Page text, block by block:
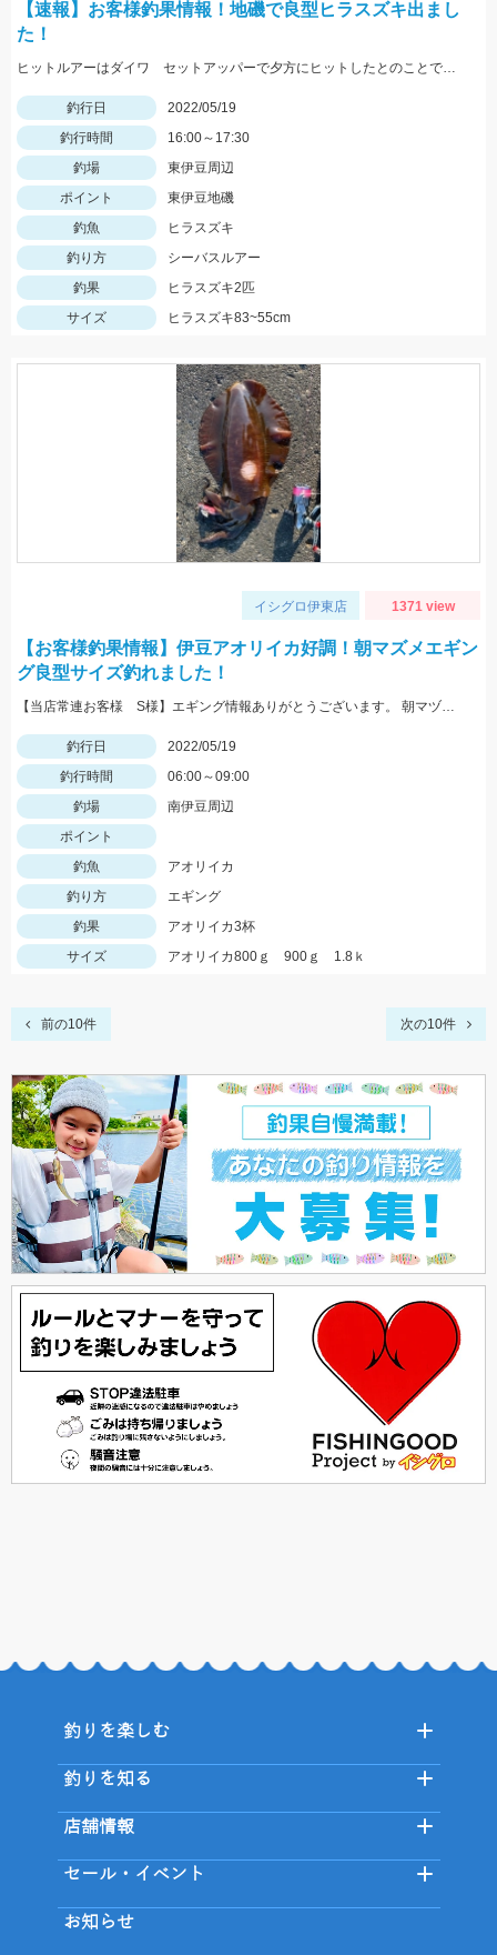
【速報】お客様釣果情報！地磯で良型ヒラスズキ出まし
た！
ヒットルアーはダイワ セットアッパーで夕方にヒットしたとのことです。83ｃｍ5ｋｇのナイスサイズでした！情報提供ありがとうございます！
釣行日
2022/05/19
釣行時間
16:00～17:30
釣場
東伊豆周辺
ポイント
東伊豆地磯
釣魚
ヒラスズキ
釣り方
シーバスルアー
釣果
ヒラスズキ2匹
サイズ
ヒラスズキ83~55cm
イシグロ伊東店 1371 view
【お客様釣果情報】伊豆アオリイカ好調！朝マズメエギン
グ良型サイズ釣れました！
【当店常連お客様 S様】エギング情報ありがとうございます。 朝マヅメの時間帯３杯立て続けに、1.8㌔・800ｇ・900ｇが釣れました！ 1.8㌔のヒットエギは【エギ王Ｋ3.5号 黒潮ＳＰ マッスルファイト】
釣行日
2022/05/19
釣行時間
06:00～09:00
釣場
南伊豆周辺
ポイント
釣魚
アオリイカ
釣り方
エギング
釣果
アオリイカ3杯
サイズ
アオリイカ800ｇ 900ｇ 1.8ｋ
前の10件 次の10件
釣りを楽しむ
釣りを知る
店舗情報
セール・イベント
お知らせ